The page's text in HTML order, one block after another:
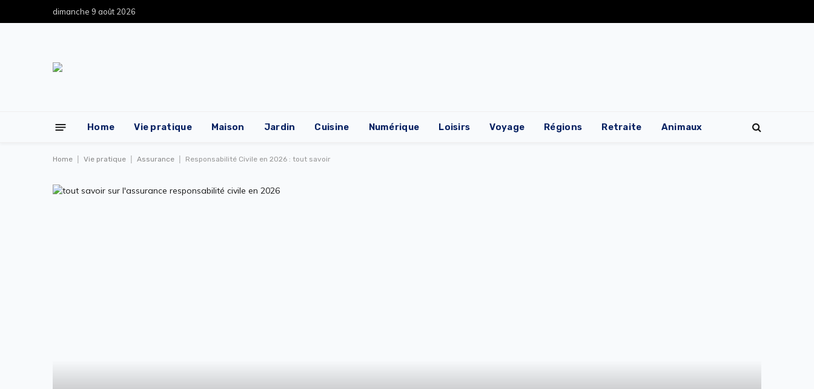
dimanche 9 août 2026
Home Vie pratique Maison Jardin Cuisine Numérique Loisirs Voyage Régions Retraite Animaux
Home Vie pratique Assurance Responsabilité Civile en 2026 : tout savoir